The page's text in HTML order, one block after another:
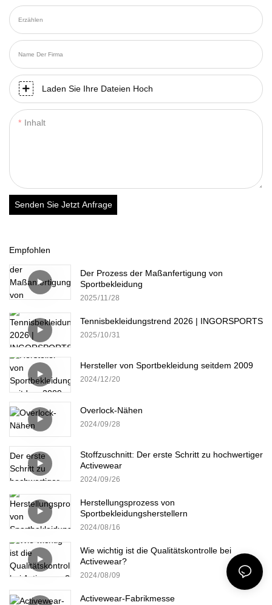
Erzählen
Name Der Firma
Laden Sie Ihre Dateien Hoch
Inhalt
Senden Sie Jetzt Anfrage
Empfohlen
Der Prozess der Maßanfertigung von
Sportbekleidung
2025 11 28
Tennisbekleidungstrend 2026 | INGORSPORTS
2025 10 31
Hersteller von Sportbekleidung seitdem 2009
2024 12 20
Overlock-Nähen
2024 09 28
Stoffzuschnitt: Der erste Schritt zu hochwertiger
Activewear
2024 09 26
Herstellungsprozess von
Sportbekleidungsherstellern
2024 08 16
Wie wichtig ist die Qualitätskontrolle bei
Activewear?
2024 08 09
Activewear-Fabrikmesse